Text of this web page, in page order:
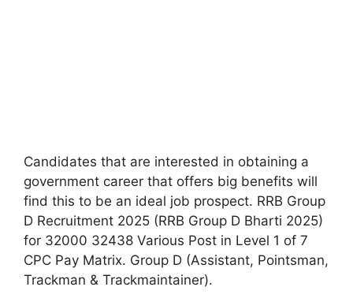
Candidates that are interested in obtaining a
government career that offers big benefits will
find this to be an ideal job prospect. RRB Group
D Recruitment 2025 (RRB Group D Bharti 2025)
for 32000 32438 Various Post in Level 1 of 7
CPC Pay Matrix. Group D (Assistant, Pointsman,
Trackman & Trackmaintainer).